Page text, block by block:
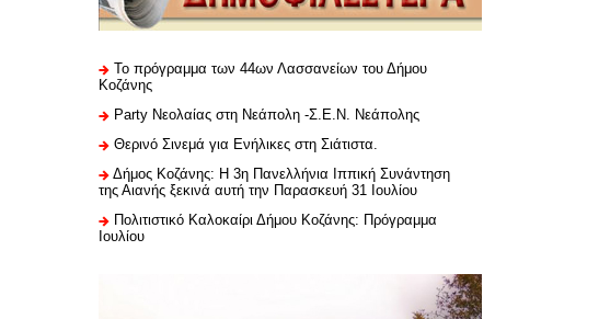
Το πρόγραμμα των 44ων Λασσανείων του Δήμου
Κοζάνης
Party Νεολαίας στη Νεάπολη -Σ.Ε.Ν. Νεάπολης
Θερινό Σινεμά για Ενήλικες στη Σιάτιστα.
Δήμος Κοζάνης: Η 3η Πανελλήνια Ιππική Συνάντηση
της Αιανής ξεκινά αυτή την Παρασκευή 31 Ιουλίου
Πολιτιστικό Καλοκαίρι Δήμου Κοζάνης: Πρόγραμμα
Ιουλίου